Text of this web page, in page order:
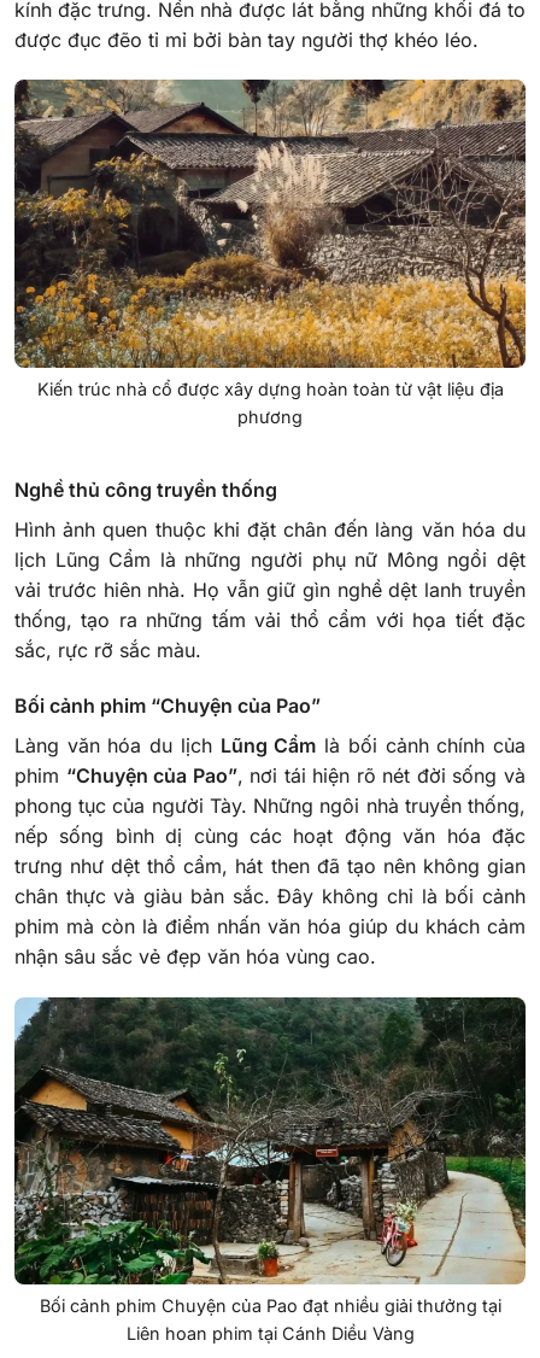
kính đặc trưng. Nền nhà được lát bằng những khối đá to
được đục đẽo tỉ mỉ bởi bàn tay người thợ khéo léo.
Kiến trúc nhà cổ được xây dựng hoàn toàn từ vật liệu địa
phương
Nghề thủ công truyền thống
Hình ảnh quen thuộc khi đặt chân đến làng văn hóa du
lịch Lũng Cẩm là những người phụ nữ Mông ngồi dệt
vải trước hiên nhà. Họ vẫn giữ gìn nghề dệt lanh truyền
thống, tạo ra những tấm vải thổ cẩm với họa tiết đặc
sắc, rực rỡ sắc màu.
Bối cảnh phim “Chuyện của Pao”
Làng văn hóa du lịch Lũng Cẩm là bối cảnh chính của
phim “Chuyện của Pao”, nơi tái hiện rõ nét đời sống và
phong tục của người Tày. Những ngôi nhà truyền thống,
nếp sống bình dị cùng các hoạt động văn hóa đặc
trưng như dệt thổ cẩm, hát then đã tạo nên không gian
chân thực và giàu bản sắc. Đây không chỉ là bối cảnh
phim mà còn là điểm nhấn văn hóa giúp du khách cảm
nhận sâu sắc vẻ đẹp văn hóa vùng cao.
Bối cảnh phim Chuyện của Pao đạt nhiều giải thưởng tại
Liên hoan phim tại Cánh Diều Vàng